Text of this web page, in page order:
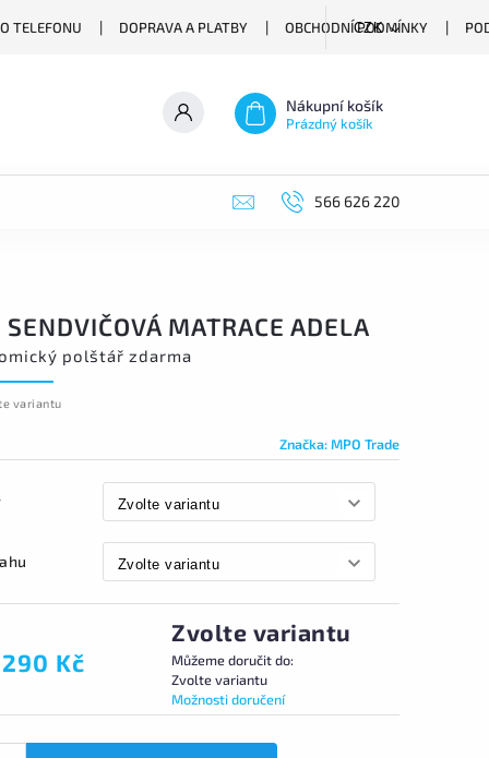
TELEFONU DOPRAVA A PLATBY OBCHODNÍ PODMÍNKY
CZK
Nákupní košík
Prázdný košík
566 626 220
MATRACE ADELA
polštář zdarma
variantu
Značka:MPO Trade
Kč
Zvolte variantu
Můžeme doručit do:
Zvolte variantu
Možnosti doručení